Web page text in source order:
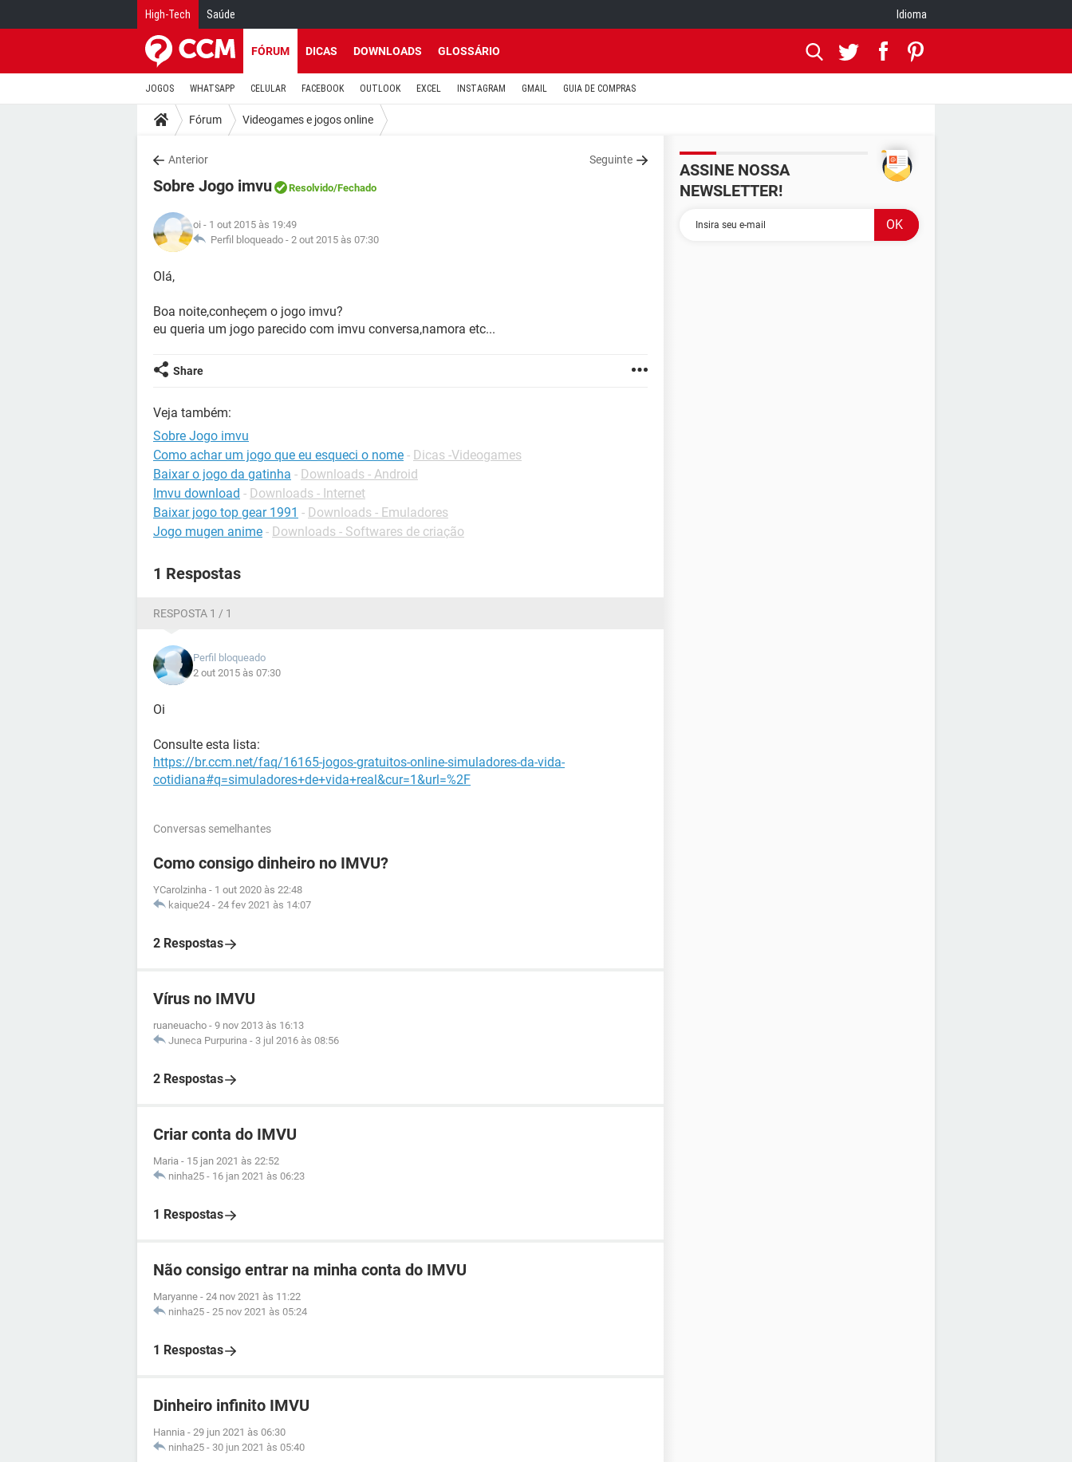
High-Tech Saúde Idioma
FÓRUM DICAS DOWNLOADS GLOSSÁRIO
JOGOS WHATSAPP CELULAR FACEBOOK OUTLOOK EXCEL INSTAGRAM GMAIL GUIA DE COMPRAS
Fórum Videogames e jogos online
Anterior Seguinte
Sobre Jogo imvu Resolvido/Fechado
oi - 1 out 2015 às 19:49
Perfil bloqueado - 2 out 2015 às 07:30
Olá,
Boa noite,conheçem o jogo imvu?
eu queria um jogo parecido com imvu conversa,namora etc...
Share
Veja também:
Sobre Jogo imvu
Como achar um jogo que eu esqueci o nome - Dicas -Videogames
Baixar o jogo da gatinha - Downloads - Android
Imvu download - Downloads - Internet
Baixar jogo top gear 1991 - Downloads - Emuladores
Jogo mugen anime - Downloads - Softwares de criação
1 Respostas
RESPOSTA 1 / 1
Perfil bloqueado
2 out 2015 às 07:30
Oi
Consulte esta lista:
https://br.ccm.net/faq/16165-jogos-gratuitos-online-simuladores-da-vida-
cotidiana#q=simuladores+de+vida+real&cur=1&url=%2F
Conversas semelhantes
Como consigo dinheiro no IMVU?
YCarolzinha - 1 out 2020 às 22:48
kaique24 - 24 fev 2021 às 14:07
2 Respostas
Vírus no IMVU
ruaneuacho - 9 nov 2013 às 16:13
Juneca Purpurina - 3 jul 2016 às 08:56
2 Respostas
Criar conta do IMVU
Maria - 15 jan 2021 às 22:52
ninha25 - 16 jan 2021 às 06:23
1 Respostas
Não consigo entrar na minha conta do IMVU
Maryanne - 24 nov 2021 às 11:22
ninha25 - 25 nov 2021 às 05:24
1 Respostas
Dinheiro infinito IMVU
Hannia - 29 jun 2021 às 06:30
ninha25 - 30 jun 2021 às 05:40
ASSINE NOSSA
NEWSLETTER!